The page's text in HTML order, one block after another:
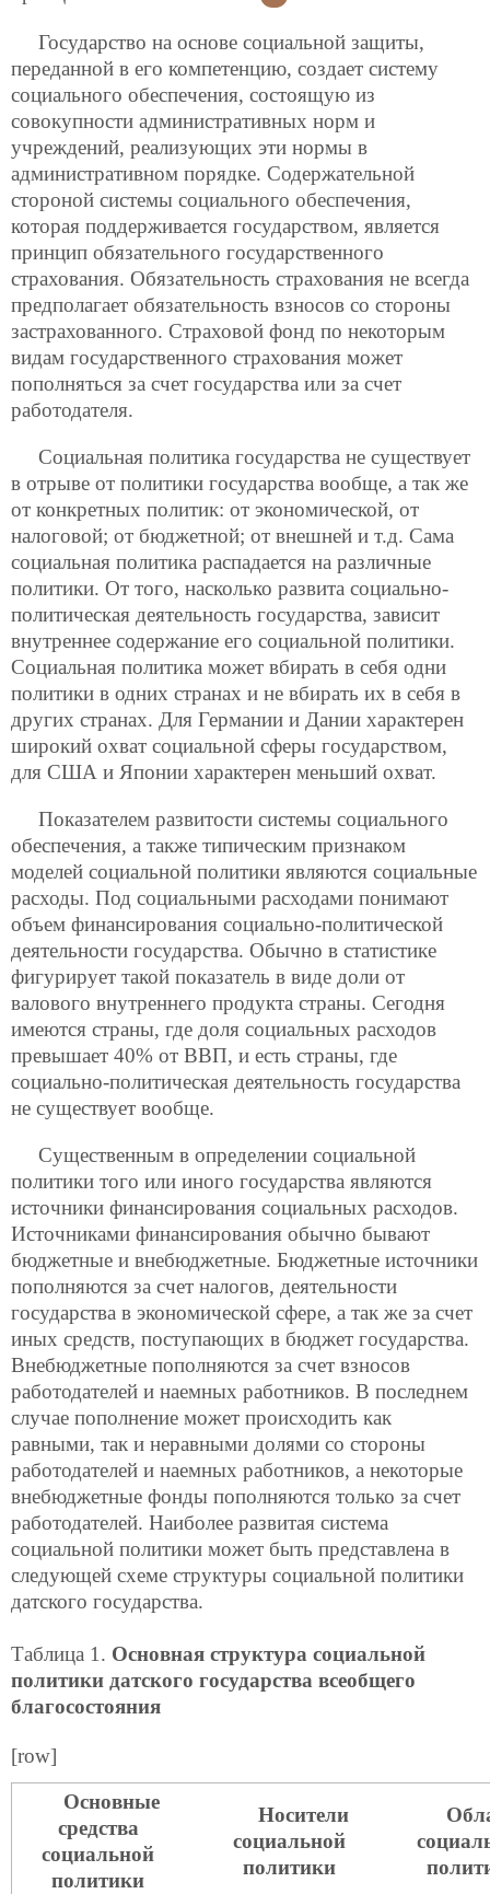
Государство на основе социальной защиты,
переданной в его компетенцию, создает систему
социального обеспечения, состоящую из
совокупности административных норм и
учреждений, реализующих эти нормы в
административном порядке. Содержательной
стороной системы социального обеспечения,
которая поддерживается государством, является
принцип обязательного государственного
страхования. Обязательность страхования не всегда
предполагает обязательность взносов со стороны
застрахованного. Страховой фонд по некоторым
видам государственного страхования может
пополняться за счет государства или за счет
работодателя.
Социальная политика государства не существует
в отрыве от политики государства вообще, а так же
от конкретных политик: от экономической, от
налоговой; от бюджетной; от внешней и т.д. Сама
социальная политика распадается на различные
политики. От того, насколько развита социально-
политическая деятельность государства, зависит
внутреннее содержание его социальной политики.
Социальная политика может вбирать в себя одни
политики в одних странах и не вбирать их в себя в
других странах. Для Германии и Дании характерен
широкий охват социальной сферы государством,
для США и Японии характерен меньший охват.
Показателем развитости системы социального
обеспечения, а также типическим признаком
моделей социальной политики являются социальные
расходы. Под социальными расходами понимают
объем финансирования социально-политической
деятельности государства. Обычно в статистике
фигурирует такой показатель в виде доли от
валового внутреннего продукта страны. Сегодня
имеются страны, где доля социальных расходов
превышает 40% от ВВП, и есть страны, где
социально-политическая деятельность государства
не существует вообще.
Существенным в определении социальной
политики того или иного государства являются
источники финансирования социальных расходов.
Источниками финансирования обычно бывают
бюджетные и внебюджетные. Бюджетные источники
пополняются за счет налогов, деятельности
государства в экономической сфере, а так же за счет
иных средств, поступающих в бюджет государства.
Внебюджетные пополняются за счет взносов
работодателей и наемных работников. В последнем
случае пополнение может происходить как
равными, так и неравными долями со стороны
работодателей и наемных работников, а некоторые
внебюджетные фонды пополняются только за счет
работодателей. Наиболее развитая система
социальной политики может быть представлена в
следующей схеме структуры социальной политики
датского государства.
Таблица 1. Основная структура социальной
политики датского государства всеобщего
благосостояния
[row]
Основные
средства
социальной
политики
Носители
социальной
политики